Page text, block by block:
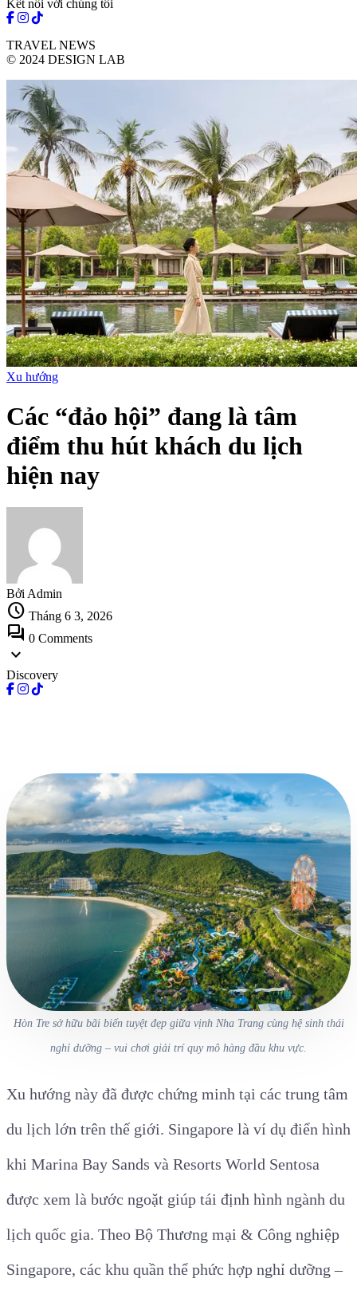
Kết nối với chúng tôi
TRAVEL NEWS
© 2024 DESIGN LAB
Xu hướng
Các “đảo hội” đang là tâm
điểm thu hút khách du lịch
hiện nay
Bởi Admin
schedule Tháng 6 3, 2026
forum 0 Comments
expand_more
Discovery
Hòn Tre sở hữu bãi biển tuyệt đẹp giữa vịnh Nha Trang cùng hệ sinh thái
nghỉ dưỡng – vui chơi giải trí quy mô hàng đầu khu vực.
Xu hướng này đã được chứng minh tại các trung tâm
du lịch lớn trên thế giới. Singapore là ví dụ điển hình
khi Marina Bay Sands và Resorts World Sentosa
được xem là bước ngoặt giúp tái định hình ngành du
lịch quốc gia. Theo Bộ Thương mại & Công nghiệp
Singapore, các khu quần thể phức hợp nghỉ dưỡng –